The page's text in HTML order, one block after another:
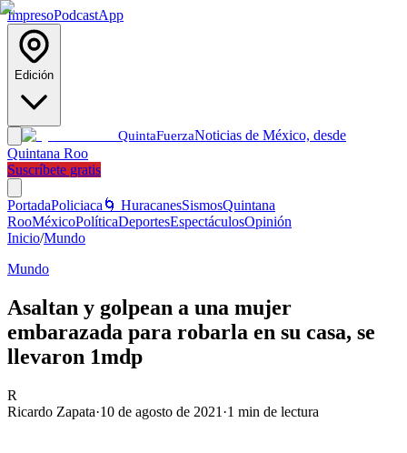
ImpresoPodcastApp
Edición
QuintaFuerzaNoticias de México, desde
Quintana Roo
Suscríbete gratis
PortadaPoliciaca 🌀 HuracanesSismosQuintana
RooMéxicoPolíticaDeportesEspectáculosOpinión
Inicio/Mundo
Mundo
Asaltan y golpean a una mujer
embarazada para robarla en su casa, se
llevaron 1mdp
R
Ricardo Zapata·10 de agosto de 2021 ·1 min de lectura